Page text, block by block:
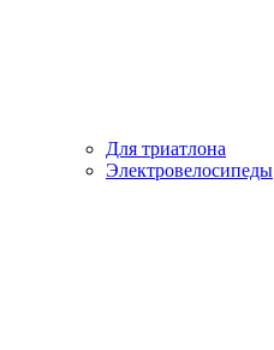
Для триатлона
Электровелосипеды